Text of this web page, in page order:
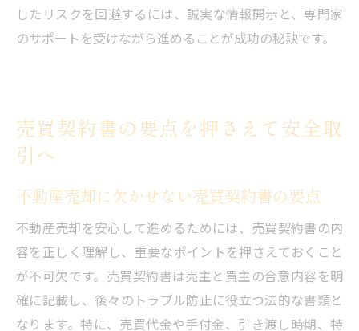
したリスクを回避するには、誠実な情報開示と、専門家
のサポートを受けながら進めることが成功の秘訣です。
売買契約書の要点を押さえて安全取
引へ
不動産売却に欠かせない売買契約書の要点
不動産売却を安心して進めるためには、売買契約書の内
容を正しく理解し、重要なポイントを押さえておくこと
が不可欠です。売買契約書は売主と買主の合意内容を明
確に記載し、後々のトラブル防止に役立つ法的な書類と
なります。特に、売買代金や手付金、引き渡し時期、特